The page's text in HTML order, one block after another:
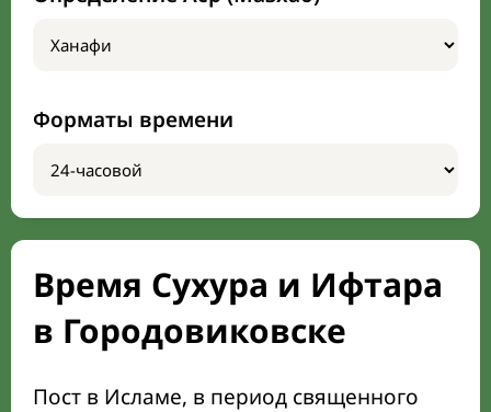
Форматы времени
Время Сухура и Ифтара
в Городовиковске
Пост в Исламе, в период священного